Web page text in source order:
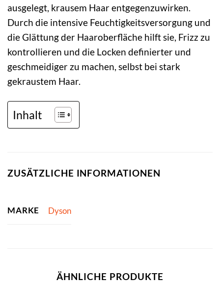
ausgelegt, krausem Haar entgegenzuwirken.
Durch die intensive Feuchtigkeitsversorgung und
die Glättung der Haaroberfläche hilft sie, Frizz zu
kontrollieren und die Locken definierter und
geschmeidiger zu machen, selbst bei stark
gekraustem Haar.
Inhalt
ZUSÄTZLICHE INFORMATIONEN
MARKE Dyson
ÄHNLICHE PRODUKTE